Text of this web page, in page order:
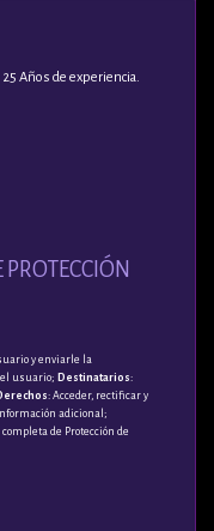
Años de experiencia.
y enviarle la
usuario; Destinatarios:
: Acceder, rectificar y
adicional;
de Protección de